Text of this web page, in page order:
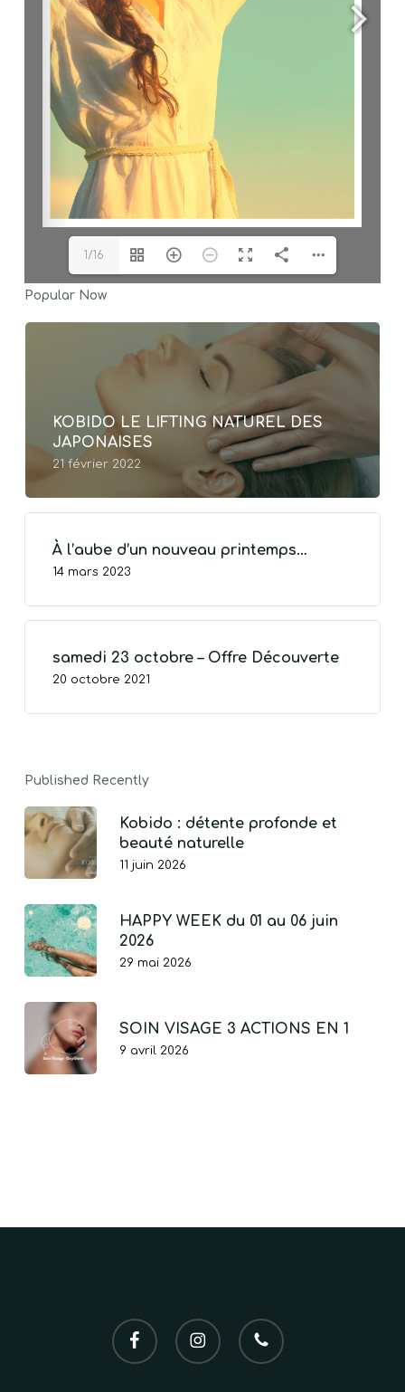
VOTRE PANIER EST VIDE.
1/16
Popular Now
KOBIDO LE LIFTING NATUREL DES
JAPONAISES
21 février 2022
À l’aube d’un nouveau printemps…
14 mars 2023
samedi 23 octobre – Offre Découverte
20 octobre 2021
Published Recently
Kobido : détente profonde et
beauté naturelle
11 juin 2026
HAPPY WEEK du 01 au 06 juin
2026
29 mai 2026
SOIN VISAGE 3 ACTIONS EN 1
9 avril 2026
facebook instagram phone